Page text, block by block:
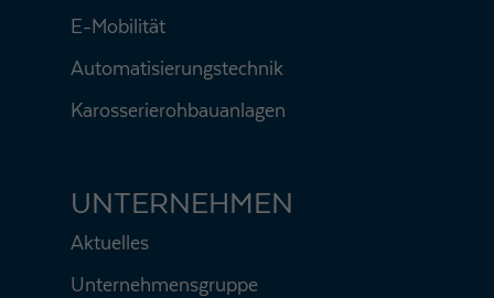
E-Mobilität
Automatisierungstechnik
Karosserierohbauanlagen
UNTERNEHMEN
Aktuelles
Unternehmensgruppe